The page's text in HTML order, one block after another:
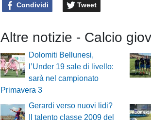
Condividi Tweet
Altre notizie - Calcio
Dolomiti Bellunesi,
l’Under 19 sale di livello:
sarà nel campionato
Primavera 3
Gerardi verso nuovi lidi?
Il talento classe 2009 del